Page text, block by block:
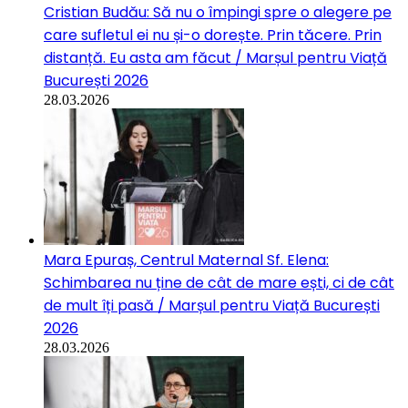
Cristian Budău: Să nu o împingi spre o alegere pe
care sufletul ei nu și-o dorește. Prin tăcere. Prin
distanță. Eu asta am făcut / Marșul pentru Viață
București 2026
28.03.2026
Mara Epuraș, Centrul Maternal Sf. Elena:
Schimbarea nu ține de cât de mare ești, ci de cât
de mult îți pasă / Marșul pentru Viață București
2026
28.03.2026